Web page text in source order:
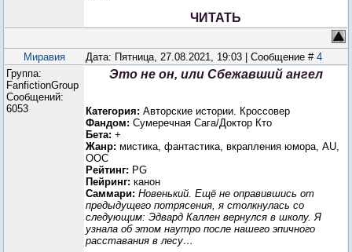
ЧИТАТЬ
Миравия Дата: Пятница, 27.08.2021, 19:03 | Сообщение # 4
Группа:
FanfictionGroup
Сообщений:
6053
Это не он, или Сбежавший ангел
Категория: Авторские истории. Кроссовер
Фандом: Сумеречная Сага/Доктор Кто
Бета: +
Жанр: мистика, фантастика, вкрапления юмора, AU,
ООС
Рейтинг: PG
Пейринг: канон
Саммари: Новенький. Ещё не оправившись от
предыдущего потрясения, я столкнулась со
следующим: Эдвард Каллен вернулся в школу. Я
узнала об этом наутро после нашего эпичного
расставания в лесу…